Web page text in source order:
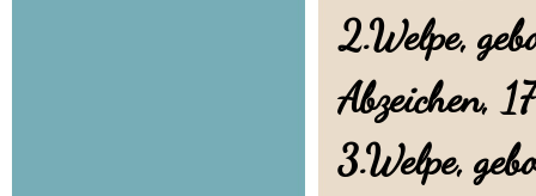
2.Welpe,
Abzeichen,
3.Welpe,